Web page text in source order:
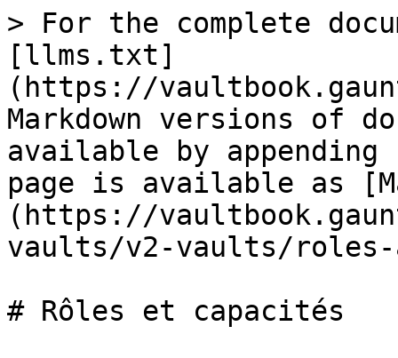
> For the complete
[llms.txt]
(https://
Markdown versions of
available by
page is available as
(https://
vaults/v2-vaults/
# Rôles et capacités